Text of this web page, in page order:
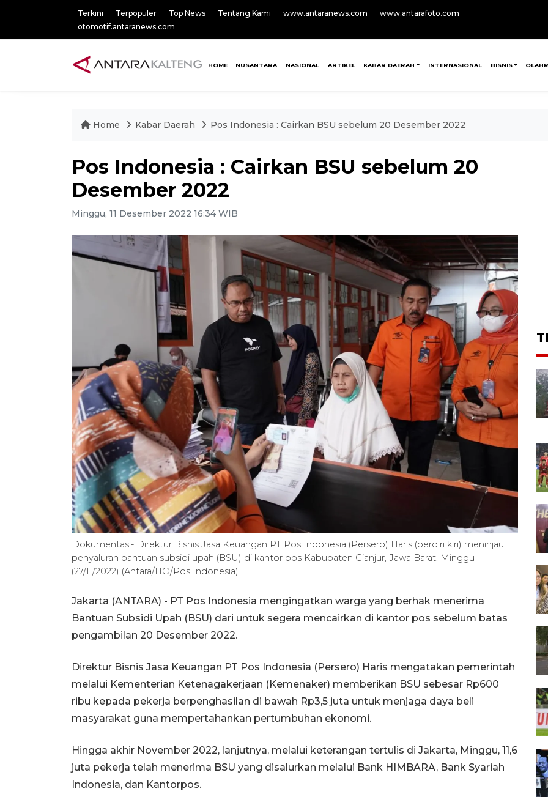
Terkini Terpopuler Top News Tentang Kami www.antaranews.com
www.antarafoto.com
otomotif.antaranews.com
HOME NUSANTARA NASIONAL ARTIKEL KABAR DAERAH INTERNASIONAL BISNIS
Home Kabar Daerah Pos Indonesia : Cairkan BSU sebelum 20 Desember 2022
Pos Indonesia : Cairkan BSU sebelum 20
Desember 2022
Minggu, 11 Desember 2022 16:34 WIB
Dokumentasi- Direktur Bisnis Jasa Keuangan PT Pos Indonesia (Persero) Haris (berdiri kiri) meninjau
penyaluran bantuan subsidi upah (BSU) di kantor pos Kabupaten Cianjur, Jawa Barat, Minggu
(27/11/2022) (Antara/HO/Pos Indonesia)
Jakarta (ANTARA) - PT Pos Indonesia mengingatkan warga yang berhak menerima
Bantuan Subsidi Upah (BSU) dari untuk segera mencairkan di kantor pos sebelum batas
pengambilan 20 Desember 2022.
Direktur Bisnis Jasa Keuangan PT Pos Indonesia (Persero) Haris mengatakan pemerintah
melalui Kementerian Ketenagakerjaan (Kemenaker) memberikan BSU sebesar Rp600
ribu kepada pekerja berpenghasilan di bawah Rp3,5 juta untuk menjaga daya beli
masyarakat guna mempertahankan pertumbuhan ekonomi.
Hingga akhir November 2022, lanjutnya, melalui keterangan tertulis di Jakarta, Minggu, 11,6
juta pekerja telah menerima BSU yang disalurkan melalui Bank HIMBARA, Bank Syariah
Indonesia, dan Kantorpos.